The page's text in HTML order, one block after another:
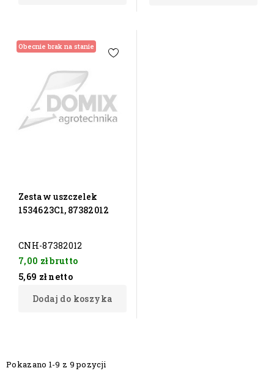
Obecnie brak na stanie
Zestaw uszczelek
1534623C1, 87382012
CNH-87382012
7,00 złbrutto
5,69 zł netto
Dodaj do koszyka
Pokazano 1-9 z 9 pozycji